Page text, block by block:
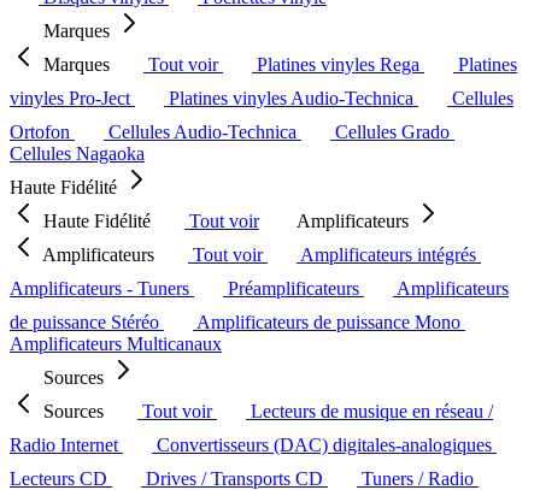
Marques
Marques
Tout voir Platines vinyles Rega
Platines
vinyles Pro-Ject
Platines vinyles Audio-Technica
Cellules
Ortofon
Cellules Audio-Technica
Cellules Grado
Cellules Nagaoka
Haute Fidélité
Haute Fidélité
Tout voir
Amplificateurs
Amplificateurs
Tout voir
Amplificateurs intégrés
Amplificateurs - Tuners
Préamplificateurs
Amplificateurs
de puissance Stéréo
Amplificateurs de puissance Mono
Amplificateurs Multicanaux
Sources
Sources
Tout voir
Lecteurs de musique en réseau /
Radio Internet
Convertisseurs (DAC) digitales-analogiques
Lecteurs CD
Drives / Transports CD
Tuners / Radio